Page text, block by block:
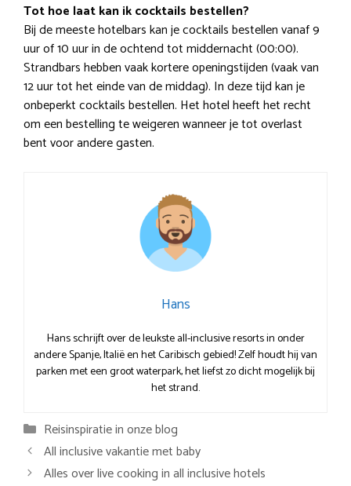
Tot hoe laat kan ik cocktails bestellen?
Bij de meeste hotelbars kan je cocktails bestellen vanaf 9
uur of 10 uur in de ochtend tot middernacht (00:00).
Strandbars hebben vaak kortere openingstijden (vaak van
12 uur tot het einde van de middag). In deze tijd kan je
onbeperkt cocktails bestellen. Het hotel heeft het recht
om een bestelling te weigeren wanneer je tot overlast
bent voor andere gasten.
Hans
Hans schrijft over de leukste all-inclusive resorts in onder
andere Spanje, Italië en het Caribisch gebied! Zelf houdt hij van
parken met een groot waterpark, het liefst zo dicht mogelijk bij
het strand.
Categorieën
Reisinspiratie in onze blog
All inclusive vakantie met baby
Alles over live cooking in all inclusive hotels